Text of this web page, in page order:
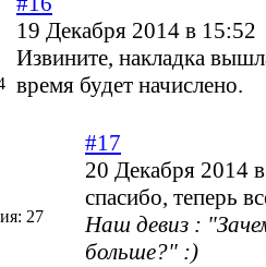
19 Декабря 2014 в 15:52
Извините, накладка
время будет начислено.
27
#17
20 Декабря 2014
спасибо, теперь
Наш девиз :
больше?" :)